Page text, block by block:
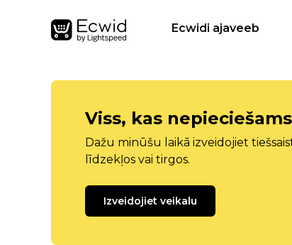
Ecwidi ajaveeb
Viss, kas
Dažu minūšu laikā izveidojiet
līdzekļos vai tirgos.
Izveidojiet veikalu